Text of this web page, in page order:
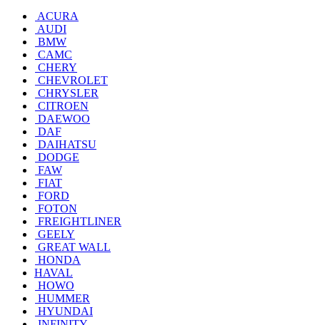
ACURA
AUDI
BMW
CAMC
CHERY
CHEVROLET
CHRYSLER
CITROEN
DAEWOO
DAF
DAIHATSU
DODGE
FAW
FIAT
FORD
FOTON
FREIGHTLINER
GEELY
GREAT WALL
HONDA
HAVAL
HOWO
HUMMER
HYUNDAI